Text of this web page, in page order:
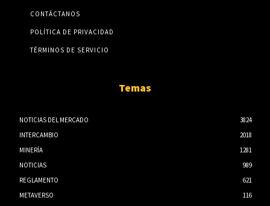
CONTÁCTANOS
POLÍTICA DE PRIVACIDAD
TÉRMINOS DE SERVICIO
Temas
NOTICIAS DEL MERCADO
3824
INTERCAMBIO
2018
MINERÍA
1281
NOTICIAS
989
REGLAMENTO
621
METAVERSO
116